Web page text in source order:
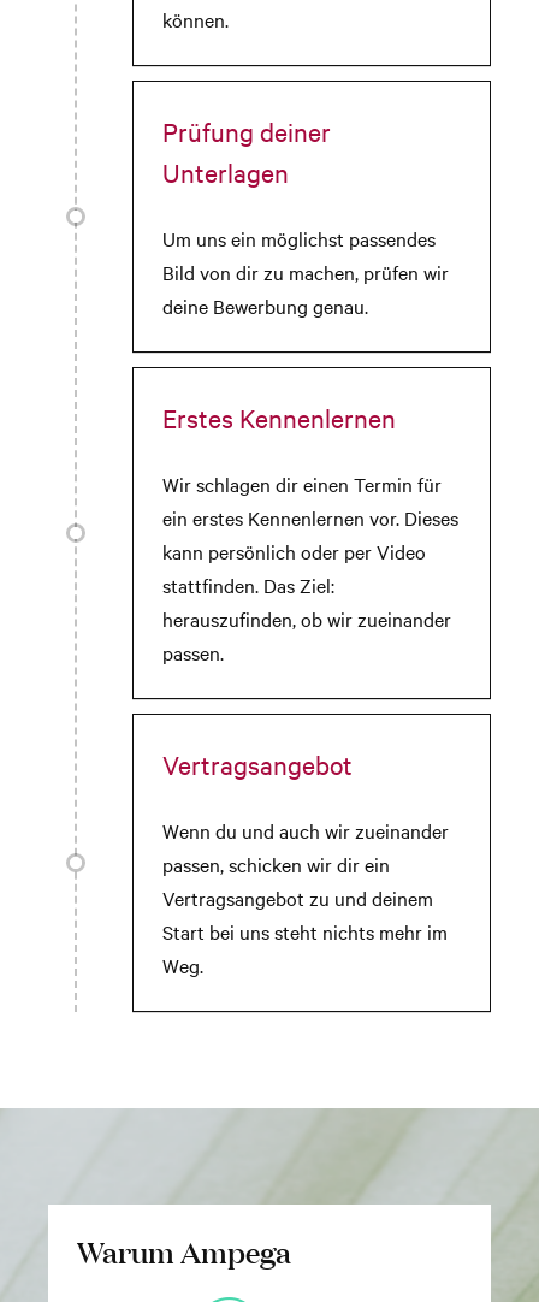
können.
Prüfung deiner
Unterlagen
Um uns ein möglichst passendes
Bild von dir zu machen, prüfen wir
deine Bewerbung genau.
Erstes Kennenlernen
Wir schlagen dir einen Termin für
ein erstes Kennenlernen vor. Dieses
kann persönlich oder per Video
stattfinden. Das Ziel:
herauszufinden, ob wir zueinander
passen.
Vertragsangebot
Wenn du und auch wir zueinander
passen, schicken wir dir ein
Vertragsangebot zu und deinem
Start bei uns steht nichts mehr im
Weg.
Warum Ampega